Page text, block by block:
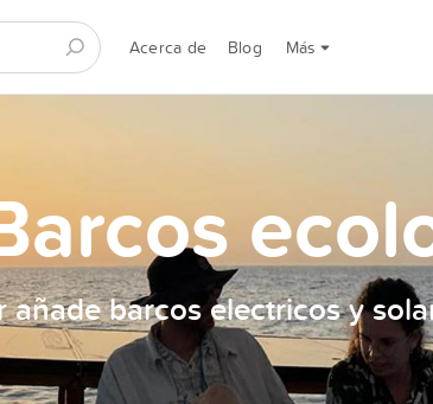
Acerca de Blog Más
añade barcos electricos y